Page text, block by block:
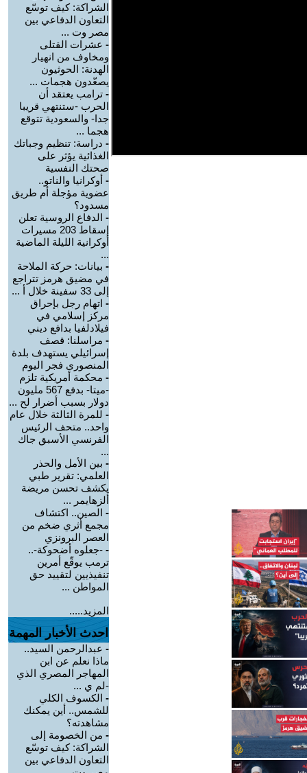
الشراكة: كيف توسّع
التعاون الدفاعي بين
مصر وت ...
- عشرات القتلى
ومخاوف من انهيار
الهدنة: الحوثيون
يصعّدون هجمات ...
- ترامب يعتقد أن
الحرب -ستنتهي قريبا
جدا- والسعودية تتوقع
هجما ...
- دراسة: تنظيم وجباتك
الغذائية يؤثر على
صحتك النفسية
- أوكرانيا والناتو..
عضوية مؤجلة أم طريق
مسدود؟
- الدفاع الروسية تعلن
إسقاط 203 مسيرات
أوكرانية الليلة الماضية
...
- بيانات: حركة الملاحة
في مضيق هرمز تتراجع
إلى 33 سفينة خلال أ ...
- اتهام رجل بإحراق
مركز إسلامي في
فيلادلفيا بدافع ديني
- مراسلنا: قصف
إسرائيلي يستهدف بلدة
المنصوري فجر اليوم
- محكمة أمريكية تلزم
-ميتا- بدفع 567 مليون
دولار بسبب أضرار لح ...
- للمرة الثالثة خلال عام
واحد.. متحف الرئيس
الفرنسي الأسبق جاك
...
- بين الأمل والحذر
العلمي: تقرير طبي
يكشف تحسن مريضة
ألزهايمر ...
- الصين.. اكتشاف
مجمع أثري ضخم من
العصر البرونزي
- -جعلوه أضحوكة-..
ترمب يوقّع أمرين
تنفيذيين لتقييد حق
المواطن ...
المزيد.....
احدث الأخبار المهمة
- عبدالرحمن السيد..
ماذا نعلم عن ابن
المهاجر المصري الذي
-لم ي ...
- الكسوف الكلي
للشمس.. أين يمكنك
مشاهدته؟
- من الخصومة إلى
الشراكة: كيف توسّع
التعاون الدفاعي بين